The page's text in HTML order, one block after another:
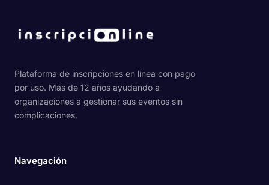
Plataforma de inscripciones en línea con pago
por uso. Más de 12 años ayudando a
organizaciones a gestionar sus eventos sin
complicaciones.
Navegación